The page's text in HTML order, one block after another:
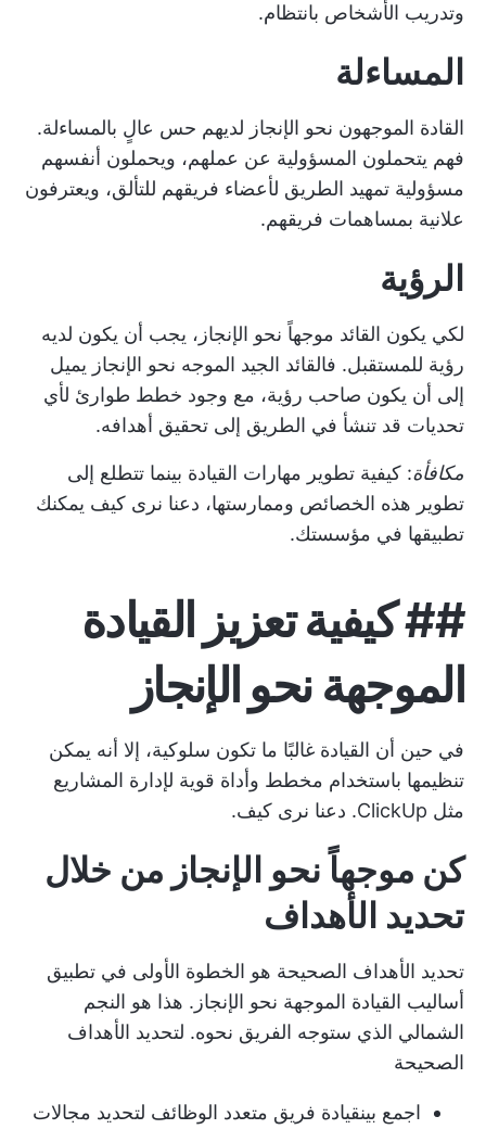
وتدريب الأشخاص بانتظام.
المساءلة
القادة الموجهون نحو الإنجاز لديهم حس عالٍ بالمساءلة.
فهم يتحملون المسؤولية عن عملهم، ويحملون أنفسهم
مسؤولية تمهيد الطريق لأعضاء فريقهم للتألق، ويعترفون
علانية بمساهمات فريقهم.
الرؤية
لكي يكون القائد موجهاً نحو الإنجاز، يجب أن يكون لديه
رؤية للمستقبل. فالقائد الجيد الموجه نحو الإنجاز يميل
إلى أن يكون صاحب رؤية، مع وجود خطط طوارئ لأي
تحديات قد تنشأ في الطريق إلى تحقيق أهدافه.
مكافأة: كيفية تطوير مهارات القيادة بينما تتطلع إلى
تطوير هذه الخصائص وممارستها، دعنا نرى كيف يمكنك
تطبيقها في مؤسستك.
##كيفية تعزيز القيادة
الموجهة نحو الإنجاز
في حين أن القيادة غالبًا ما تكون سلوكية، إلا أنه يمكن
تنظيمها باستخدام مخطط وأداة قوية لإدارة المشاريع
مثل ClickUp. دعنا نرى كيف.
كن موجهاً نحو الإنجاز من خلال
تحديد الأهداف
تحديد الأهداف الصحيحة هو الخطوة الأولى في تطبيق
أساليب القيادة الموجهة نحو الإنجاز. هذا هو النجم
الشمالي الذي ستوجه الفريق نحوه. لتحديد الأهداف
الصحيحة
اجمع بينقيادة فريق متعدد الوظائف لتحديد مجالات